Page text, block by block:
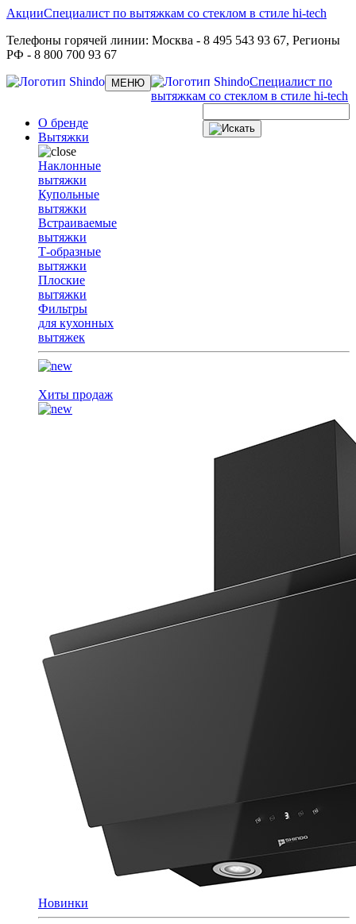
Акции
Телефоны горячей линии: Москва - 8 495 543 93 67, Регионы
РФ - 8 800 700 93 67
Специалист по вытяжкам со стеклом в стиле hi-tech
Toggle
navigation
МЕНЮ
Специалист по
вытяжкам со стеклом в стиле hi-tech
О бренде
Вытяжки
Наклонные
вытяжки
Купольные
вытяжки
Встраиваемые
вытяжки
Т-образные
вытяжки
Плоские
вытяжки
Фильтры
для кухонных
вытяжек
Хиты продаж
Новинки